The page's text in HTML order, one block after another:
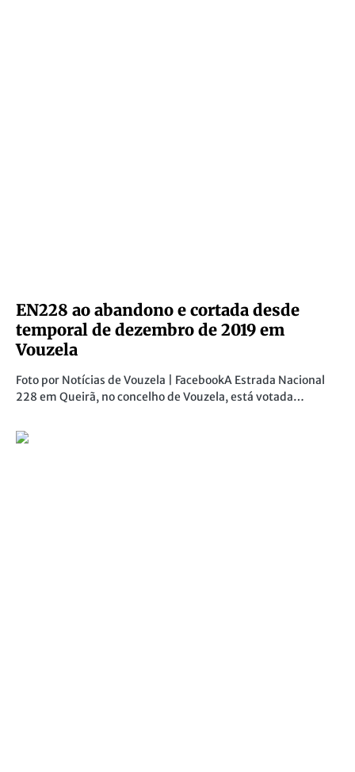
EN228 ao abandono e cortada desde
temporal de dezembro de 2019 em
Vouzela
Foto por Notícias de Vouzela | FacebookA Estrada Nacional
228 em Queirã, no concelho de Vouzela, está votada…